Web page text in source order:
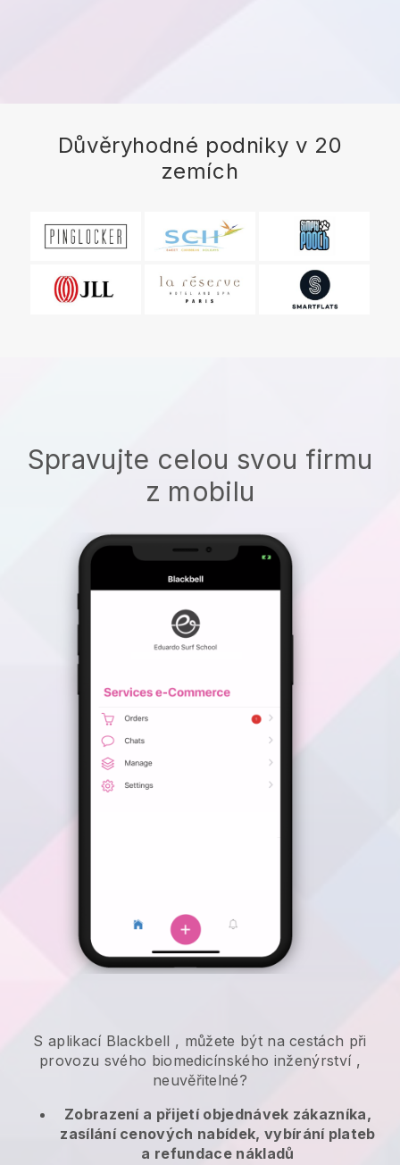
Důvěryhodné podniky v 20
zemích
Spravujte celou svou firmu
z mobilu
S aplikací Blackbell , můžete být na cestách při
provozu svého biomedicínského inženýrství,
neuvěřitelné?
Zobrazení a přijetí objednávek zákazníka,
zasílání cenových nabídek, vybírání plateb
a refundace nákladů